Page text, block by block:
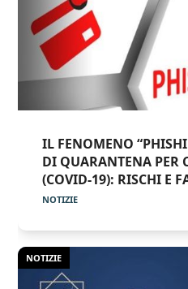
IL FENOMENO
DI QUARANTENA PER
(COVID-19): RISCHI E
NOTIZIE
NOTIZIE